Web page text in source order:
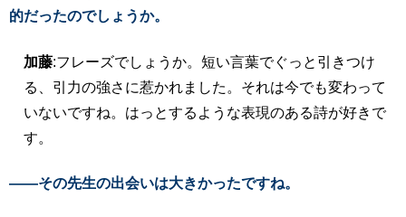
的だったのでしょうか。
加藤:フレーズでしょうか。短い言葉でぐっと引きつけ
る、引力の強さに惹かれました。それは今でも変わって
いないですね。はっとするような表現のある詩が好きで
す。
――その先生の出会いは大きかったですね。